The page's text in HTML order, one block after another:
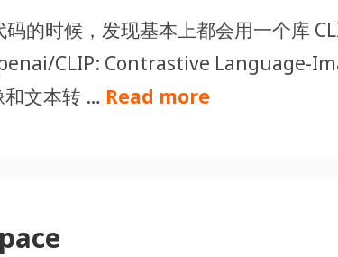
的时候，发现基本上都会用一个库
CLIP: Contrastive Language-
文本转 … Read more